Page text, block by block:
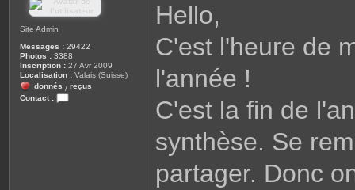
Site Admin
Messages : 29422
Photos : 3388
Inscription : 27 Avr 2009
Localisation : Valais (Suisse)
donnés / reçus
Contact :
s
a
Hello,
C'est l'heure de
l'année !
C'est la fin de
synthèse. Se
partager. Donc